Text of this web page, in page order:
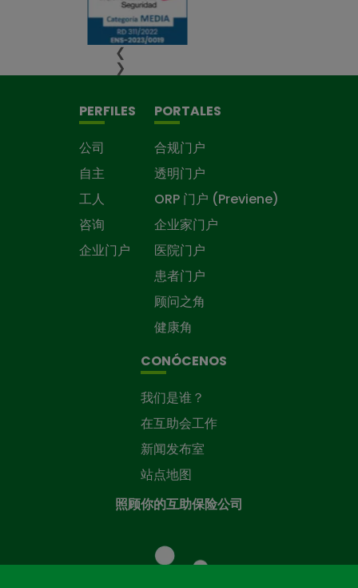
❮
❯
PERFILES
公司
自主
工人
咨询
企业门户
PORTALES
合规门户
透明门户
ORP 门户 (Previene)
企业家门户
医院门户
患者门户
顾问之角
健康角
CONÓCENOS
我们是谁？
在互助会工作
新闻发布室
站点地图
照顾你的互助保险公司